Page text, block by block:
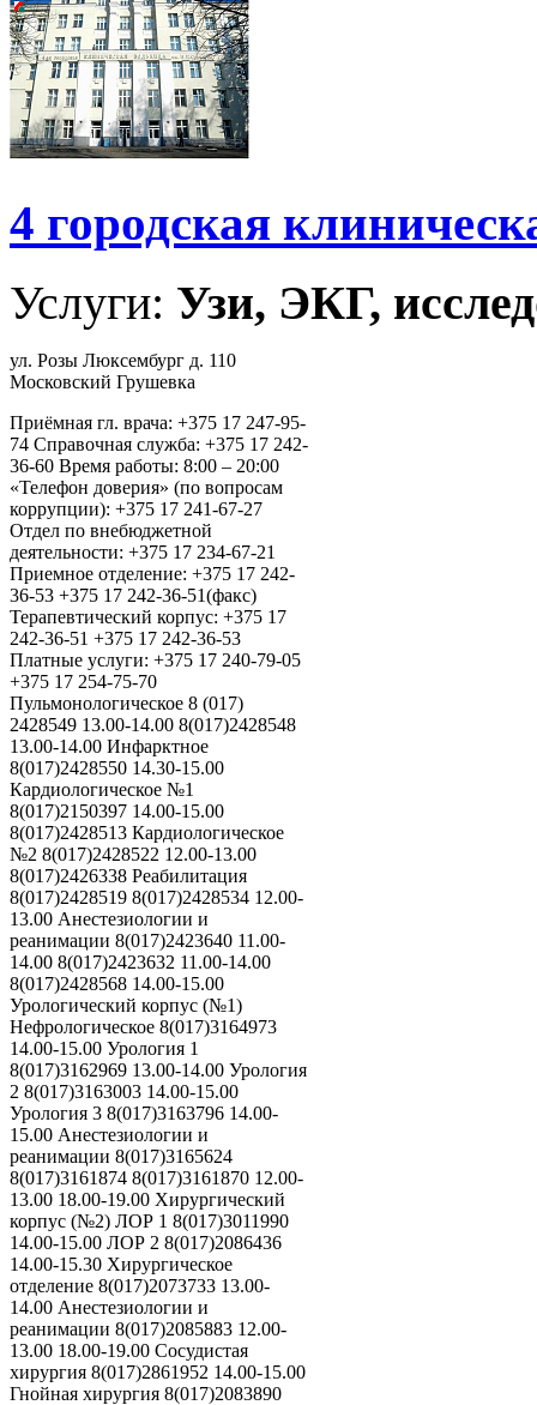
4 городская
Услуги: Узи, ЭКГ,
ул. Розы Люксембург д. 110
Московский Грушевка
Приёмная гл. врача: +375 17 247-95-
74 Справочная служба: +375 17 242-
36-60 Время работы: 8:00 – 20:00
«Телефон доверия» (по вопросам
коррупции): +375 17 241-67-27
Отдел по внебюджетной
деятельности: +375 17 234-67-21
Приемное отделение: +375 17 242-
36-53 +375 17 242-36-51(факс)
Терапевтический корпус: +375 17
242-36-51 +375 17 242-36-53
Платные услуги: +375 17 240-79-05
+375 17 254-75-70
Пульмонологическое 8 (017)
2428549 13.00-14.00 8(017)2428548
13.00-14.00 Инфарктное
8(017)2428550 14.30-15.00
Кардиологическое №1
8(017)2150397 14.00-15.00
8(017)2428513 Кардиологическое
№2 8(017)2428522 12.00-13.00
8(017)2426338 Реабилитация
8(017)2428519 8(017)2428534 12.00-
13.00 Анестезиологии и
реанимации 8(017)2423640 11.00-
14.00 8(017)2423632 11.00-14.00
8(017)2428568 14.00-15.00
Урологический корпус (№1)
Нефрологическое 8(017)3164973
14.00-15.00 Урология 1
8(017)3162969 13.00-14.00 Урология
2 8(017)3163003 14.00-15.00
Урология 3 8(017)3163796 14.00-
15.00 Анестезиологии и
реанимации 8(017)3165624
8(017)3161874 8(017)3161870 12.00-
13.00 18.00-19.00 Хирургический
корпус (№2) ЛОР 1 8(017)3011990
14.00-15.00 ЛОР 2 8(017)2086436
14.00-15.30 Хирургическое
отделение 8(017)2073733 13.00-
14.00 Анестезиологии и
реанимации 8(017)2085883 12.00-
13.00 18.00-19.00 Сосудистая
хирургия 8(017)2861952 14.00-15.00
Гнойная хирургия 8(017)2083890